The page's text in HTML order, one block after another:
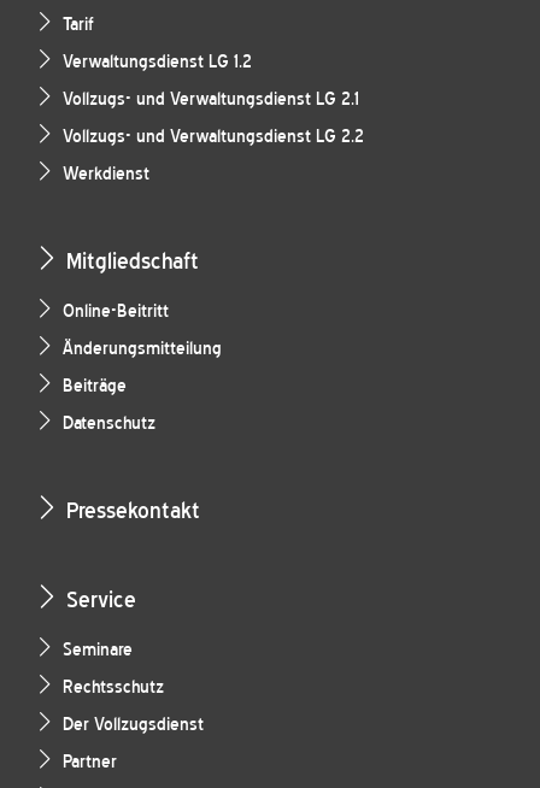
Tarif
Verwaltungsdienst LG 1.2
Vollzugs- und Verwaltungsdienst LG 2.1
Vollzugs- und Verwaltungsdienst LG 2.2
Werkdienst
Mitgliedschaft
Online-Beitritt
Änderungsmitteilung
Beiträge
Datenschutz
Pressekontakt
Service
Seminare
Rechtsschutz
Der Vollzugsdienst
Partner